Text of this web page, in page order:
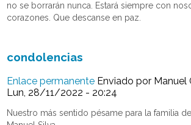
no se borrarán nunca. Estará siempre con
corazones. Que descanse en paz.
condolencias
Enlace permanente Enviado por Manuel
Lun, 28/11/2022 - 20:24
Nuestro más sentido pésame para la familia